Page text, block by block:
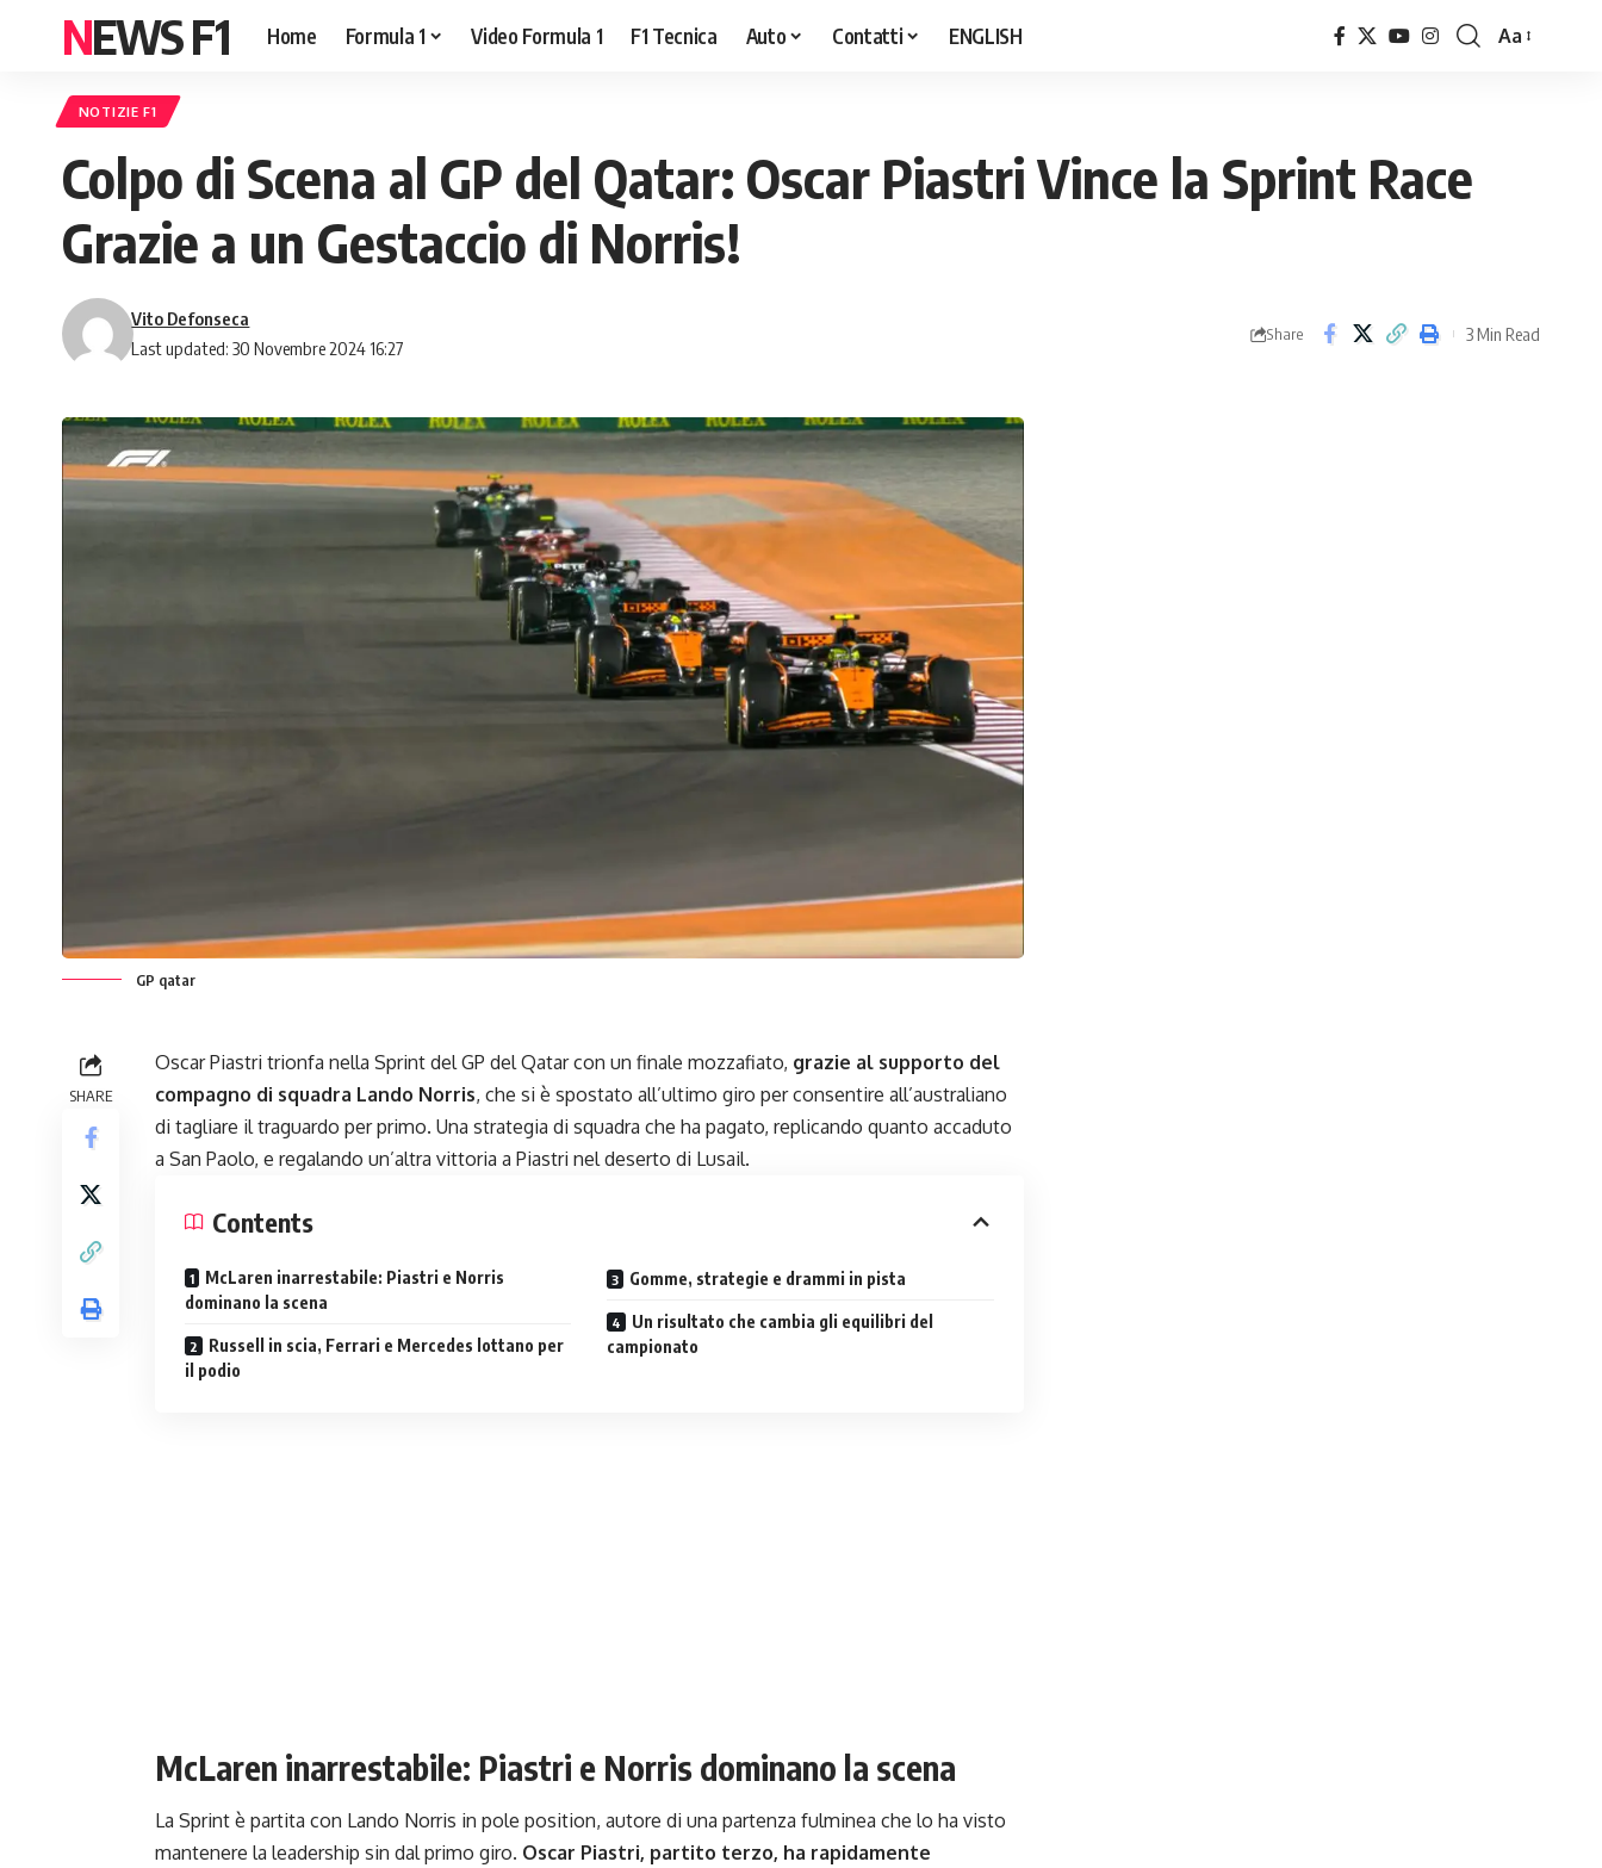
NEWS F1 Home Formula 1 Video Formula 1 F1 Tecnica Auto Contatti ENGLISH
Font
Aa
NOTIZIE F1
Colpo di Scena al GP del Qatar: Oscar Piastri Vince la Sprint Race
Grazie a un Gestaccio di Norris!
Last updated: 30 Novembre 2024 16:27
Vito Defonseca
Share 3 Min Read
GP qatar
SHARE
Oscar Piastri trionfa nella Sprint del GP del Qatar con un finale mozzafiato, grazie al supporto del
compagno di squadra Lando Norris, che si è spostato all’ultimo giro per consentire all’australiano
di tagliare il traguardo per primo. Una strategia di squadra che ha pagato, replicando quanto accaduto
a San Paolo, e regalando un’altra vittoria a Piastri nel deserto di Lusail.
Contents
McLaren inarrestabile: Piastri e Norris
dominano la scena
Russell in scia, Ferrari e Mercedes lottano per
il podio
Gomme, strategie e drammi in pista
Un risultato che cambia gli equilibri del
campionato
McLaren inarrestabile: Piastri e Norris dominano la scena
La Sprint è partita con Lando Norris in pole position, autore di una partenza fulminea che lo ha visto
mantenere la leadership sin dal primo giro. Oscar Piastri, partito terzo, ha rapidamente